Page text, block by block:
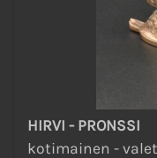
HIRVI - PRONSSI
kotimainen -